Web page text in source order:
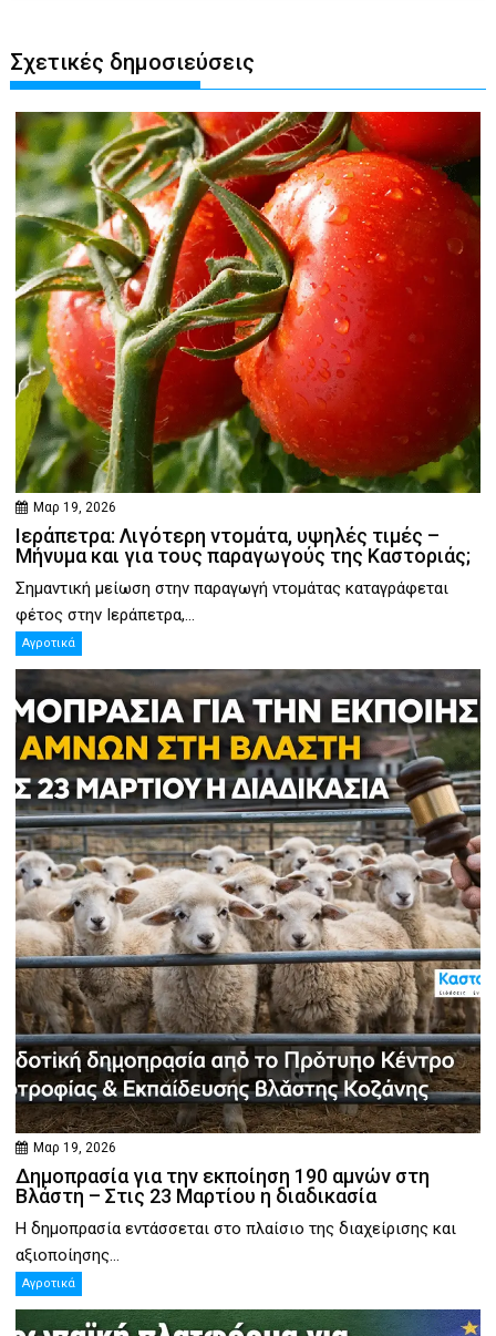
Σχετικές δημοσιεύσεις
Μαρ 19, 2026
Ιεράπετρα: Λιγότερη ντομάτα, υψηλές τιμές –
Μήνυμα και για τους παραγωγούς της Καστοριάς;
Σημαντική μείωση στην παραγωγή ντομάτας καταγράφεται
φέτος στην Ιεράπετρα,...
Αγροτικά
Μαρ 19, 2026
Δημοπρασία για την εκποίηση 190 αμνών στη
Βλάστη – Στις 23 Μαρτίου η διαδικασία
Η δημοπρασία εντάσσεται στο πλαίσιο της διαχείρισης και
αξιοποίησης...
Αγροτικά